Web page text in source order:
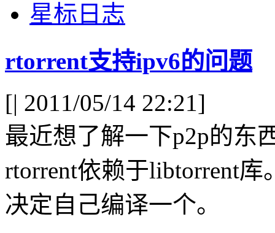
星标日志
rtorrent支持ipv6的问题
[| 2011/05/14 22:21]
最近想了解一下p2p的东
rtorrent依赖于libtorrent
决定自己编译一个。